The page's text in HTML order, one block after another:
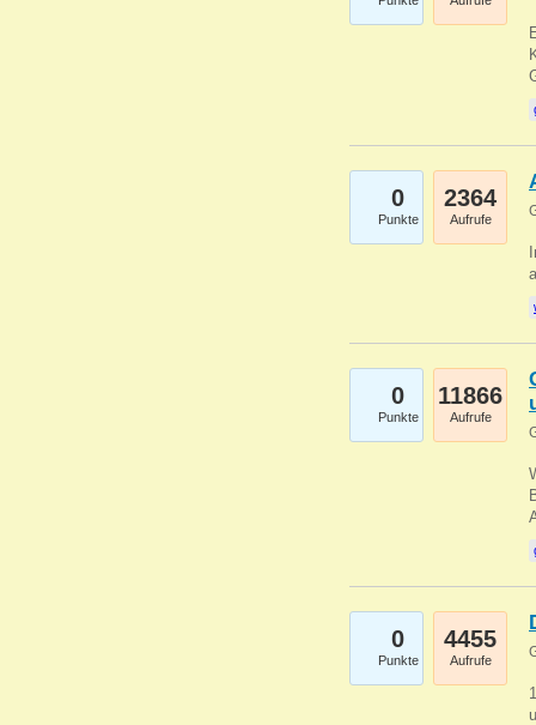
0
Punkte
2364
Aufrufe
0
Punkte
11866
Aufrufe
0
Punkte
4455
Aufrufe